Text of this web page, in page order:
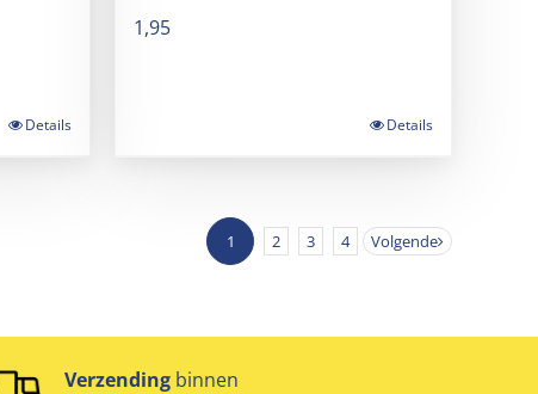
Details
1,95
Details
1 2 3 4 Volgende
Verzendingbinnen